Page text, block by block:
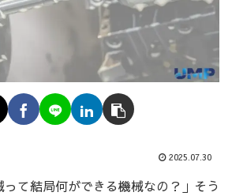
2025.07.30
って結局何ができる機械なの？」そう